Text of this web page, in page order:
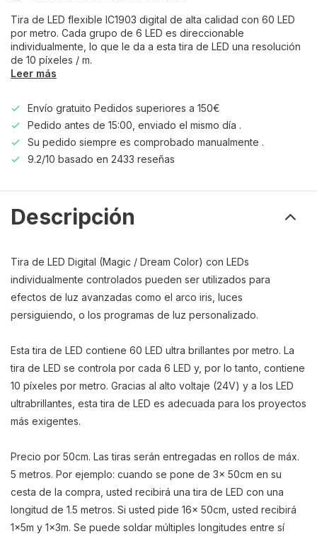
Tira de LED flexible IC1903 digital de alta calidad con 60 LED
por metro. Cada grupo de 6 LED es direccionable
individualmente, lo que le da a esta tira de LED una resolución
de 10 píxeles / m.
Leer más
Envío gratuito Pedidos superiores a 150€
Pedido antes de 15:00, enviado el mismo día .
Su pedido siempre es comprobado manualmente .
9.2/10 basado en 2433 reseñas
Descripción
Tira de LED Digital (Magic / Dream Color) con LEDs
individualmente controlados pueden ser utilizados para
efectos de luz avanzadas como el arco iris, luces
persiguiendo, o los programas de luz personalizado.
Esta tira de LED contiene 60 LED ultra brillantes por metro. La
tira de LED se controla por cada 6 LED y, por lo tanto, contiene
10 píxeles por metro. Gracias al alto voltaje (24V) y a los LED
ultrabrillantes, esta tira de LED es adecuada para los proyectos
más exigentes.
Precio por 50cm. Las tiras serán entregadas en rollos de máx.
5 metros. Por ejemplo: cuando se pone de 3x 50cm en su
cesta de la compra, usted recibirá una tira de LED con una
longitud de 1.5 metros. Si usted pide 16x 50cm, usted recibirá
1x5m y 1x3m. Se puede soldar múltiples longitudes entre sí